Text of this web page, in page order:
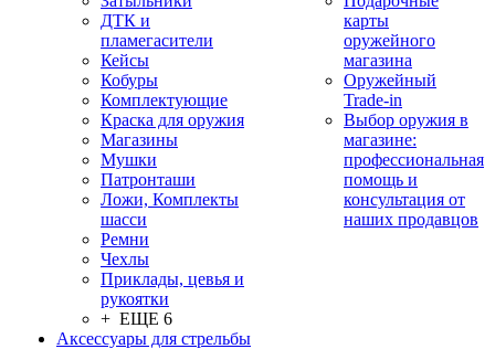
ДТК и
пламегасители
Кейсы
Кобуры
Комплектующие
Краска для оружия
Магазины
Мушки
Патронташи
Ложи, Комплекты
шасси
Ремни
Чехлы
Приклады, цевья и
рукоятки
+ ЕЩЕ 6
Аксессуары для стрельбы
карты
оружейного
магазина
Оружейный
Trade-in
Выбор оружия в
магазине:
профессиональная
помощь и
консультация от
наших продавцов